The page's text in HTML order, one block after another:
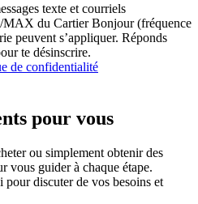
texte et courriels
MAX du Cartier Bonjour (fréquence
peuvent s’appliquer. Réponds
te désinscrire.
de confidentialité
pour vous
ou simplement obtenir des
vous guider à chaque étape.
pour discuter de vos besoins et